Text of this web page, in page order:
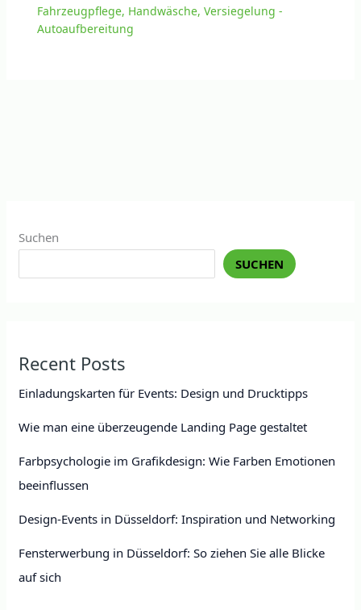
Fahrzeugpflege, Handwäsche, Versiegelung -
Autoaufbereitung
Suchen
SUCHEN
Recent Posts
Einladungskarten für Events: Design und Drucktipps
Wie man eine überzeugende Landing Page gestaltet
Farbpsychologie im Grafikdesign: Wie Farben Emotionen
beeinflussen
Design-Events in Düsseldorf: Inspiration und Networking
Fensterwerbung in Düsseldorf: So ziehen Sie alle Blicke
auf sich